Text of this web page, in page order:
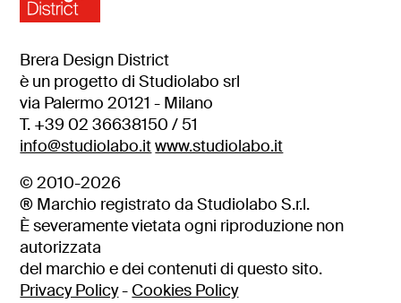
Brera Design District
è un progetto di Studiolabo srl
via Palermo 20121 - Milano
T. +39 02 36638150 / 51
info@studiolabo.itwww.studiolabo.it
© 2010-2026
® Marchio registrato da Studiolabo S.r.l.
È severamente vietata ogni riproduzione non
autorizzata
del marchio e dei contenuti di questo sito.
Privacy Policy- Cookies Policy